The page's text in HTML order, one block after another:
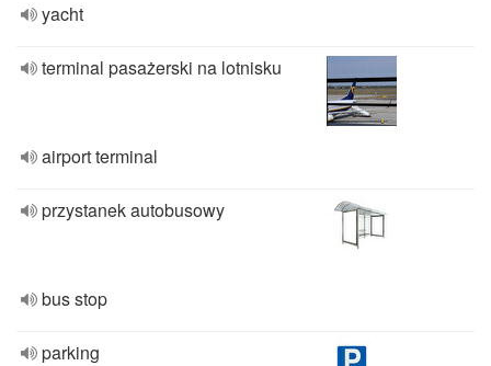
yacht
terminal pasażerski na lotnisku
airport terminal
przystanek autobusowy
bus stop
parking